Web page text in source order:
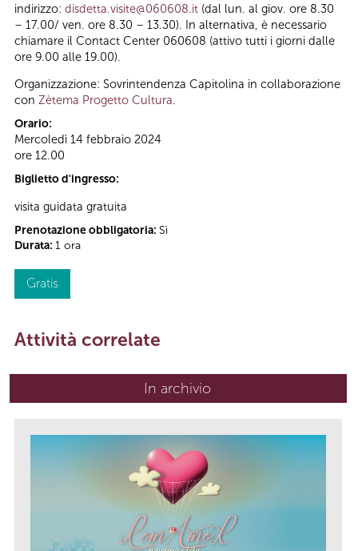
indirizzo: disdetta.visite@060608.it (dal lun. al giov. ore 8.30
– 17.00/ ven. ore 8.30 – 13.30). In alternativa, è necessario
chiamare il Contact Center 060608 (attivo tutti i giorni dalle
ore 9.00 alle 19.00).
Organizzazione: Sovrintendenza Capitolina in collaborazione
con Zètema Progetto Cultura.
Orario:
Mercoledì 14 febbraio 2024
ore 12.00
Biglietto d'ingresso:
visita guidata gratuita
Prenotazione obbligatoria: Sì
Durata: 1 ora
Gratis
Attività correlate
In archivio